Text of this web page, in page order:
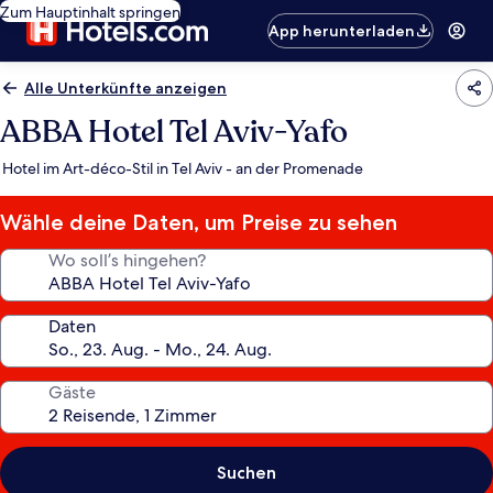
Zum Hauptinhalt springen
App herunterladen
Alle Unterkünfte anzeigen
ABBA Hotel Tel Aviv-Yafo
Hotel im Art-déco-Stil in Tel Aviv - an der Promenade
Wähle deine Daten, um Preise zu sehen
Wo soll’s hingehen?
Daten
Gäste
Suchen